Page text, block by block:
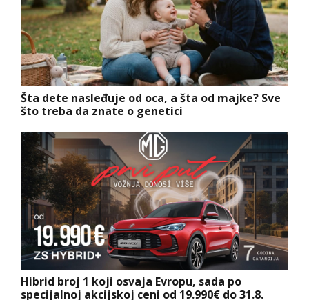
Šta dete nasleđuje od oca, a šta od majke? Sve
što treba da znate o genetici
Hibrid broj 1 koji osvaja Evropu, sada po
specijalnoj akcijskoj ceni od 19.990€ do 31.8.